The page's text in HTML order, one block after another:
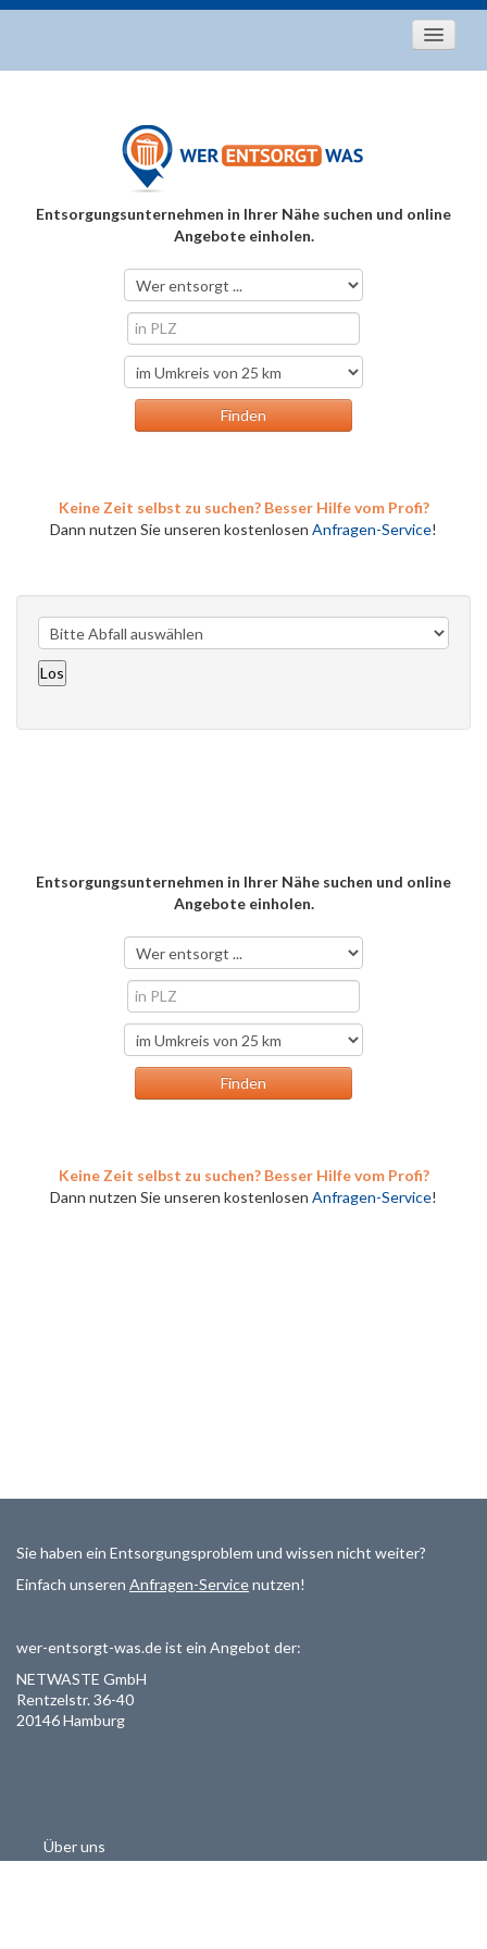
Entsorgungstipps
Über uns
Entsorgungsunternehmen in Ihrer Nähe suchen und online
Angebote einholen.
Keine Zeit selbst zu suchen? Besser Hilfe vom Profi?
Dann nutzen Sie unseren kostenlosen Anfragen-Service!
Entsorgungsunternehmen in Ihrer Nähe suchen und online
Angebote einholen.
Keine Zeit selbst zu suchen? Besser Hilfe vom Profi?
Dann nutzen Sie unseren kostenlosen Anfragen-Service!
Sie haben ein Entsorgungsproblem und wissen nicht weiter?
Einfach unseren Anfragen-Servicenutzen!
wer-entsorgt-was.de ist ein Angebot der:
NETWASTE GmbH
Rentzelstr. 36-40
20146 Hamburg
Über uns